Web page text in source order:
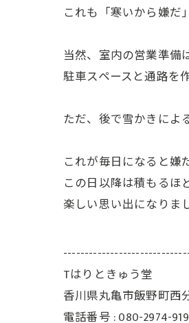
これも「寒いから嫌だ
当然、室内の営業準備
駐車スペースと通路を
ただ、後で雪かきによ
これが毎日になると嫌
この日以降は積もるほ
楽しい思い出になりま
Tはりときゅう堂
香川県丸亀市飯野町西
電話番号 : 080-2974-